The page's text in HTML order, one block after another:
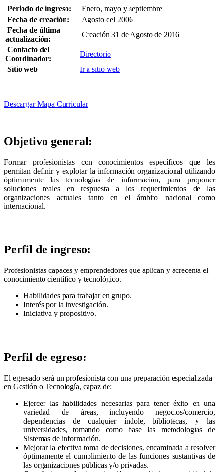
Periodo de ingreso:
Enero, mayo y septiembre
Fecha de creación:
Agosto del 2006
Fecha de última
actualización:
Creación 31 de Agosto de 2016
Contacto del
Coordinador:
Directorio
Sitio web
Ir a sitio web
Descargar Mapa Curricular
Objetivo general:
Formar profesionistas con conocimientos específicos que les
permitan definir y explotar la información organizacional utilizando
óptimamente las tecnologías de información, para proponer
soluciones reales en respuesta a los requerimientos de las
organizaciones actuales tanto en el ámbito nacional como
internacional.
Perfil de ingreso:
Profesionistas capaces y emprendedores que aplican y acrecenta el
conocimiento científico y tecnológico.
Habilidades para trabajar en grupo.
Interés por la investigación.
Iniciativa y propositivo.
Perfil de egreso:
El egresado será un profesionista con una preparación especializada
en Gestión o Tecnología, capaz de:
Ejercer las habilidades necesarias para tener éxito en una
variedad de áreas, incluyendo negocios/comercio,
dependencias de cualquier índole, bibliotecas, y las
universidades, tomando como base las metodologías de
Sistemas de información.
Mejorar la efectiva toma de decisiones, encaminada a resolver
óptimamente el cumplimiento de las funciones sustantivas de
las organizaciones públicas y/o privadas.